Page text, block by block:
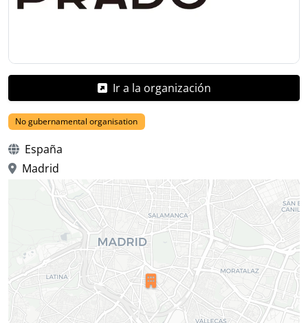
Ir a la organización
No gubernamental organisation
España
Madrid